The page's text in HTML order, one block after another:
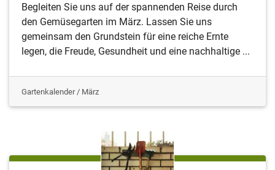
Begleiten Sie uns auf der spannenden Reise durch
den Gemüsegarten im März. Lassen Sie uns
gemeinsam den Grundstein für eine reiche Ernte
legen, die Freude, Gesundheit und eine nachhaltige ...
Gartenkalender / März